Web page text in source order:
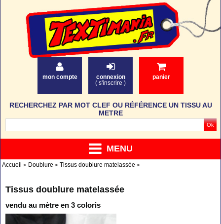
mon compte
connexion
( s'inscrire )
panier
MENU
RECHERCHEZ PAR MOT CLEF OU RÉFÉRENCE UN TISSU AU
METRE
Accueil Doublure Tissus doublure matelassée
Tissus doublure matelassée
vendu au mètre en 3 coloris